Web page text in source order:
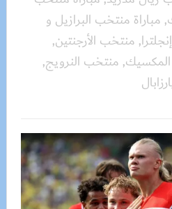
, مباراة منتخب البرازيل و
, منتخب الأرجنتين,
, منتخب النرويج,